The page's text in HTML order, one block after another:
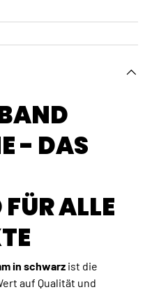
- DAS
ALLE
in schwarz ist die
auf Qualität und